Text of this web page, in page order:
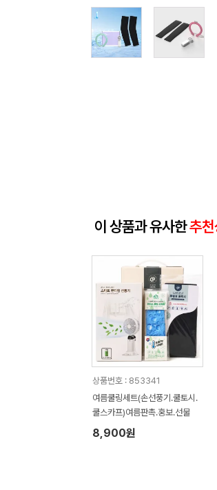
이 상품과 유사한추
상품번호 : 853341
여름쿨링세트(손선풍기.쿨토시.
쿨스카프)여름판촉.홍보.선물
8,900원